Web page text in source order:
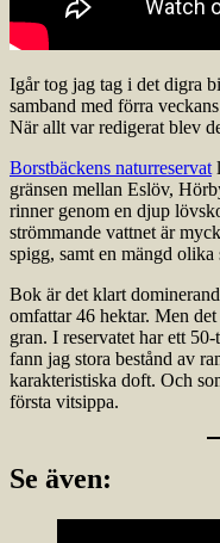
Igår tog jag tag i det digra
samband med förra
När allt var redigerat blev
Borstbäckens naturreservat
gränsen mellan Eslöv,
rinner genom en djup
strömmande vattnet är
spigg, samt en mängd
Bok är det klart
omfattar 46 hektar. Men
gran. I reservatet har ett
fann jag stora bestånd av
karakteristiska doft. Och
första vitsippa.
Se även: